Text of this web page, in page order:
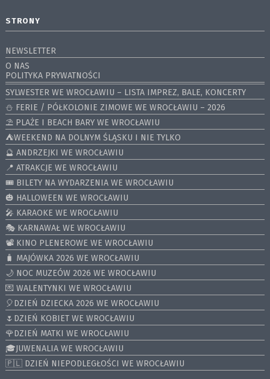
STRONY
NEWSLETTER
O NAS
POLITYKA PRYWATNOŚCI
SYLWESTER WE WROCŁAWIU – LISTA IMPREZ, BALE, KONCERTY
⛄️ FERIE / PÓŁKOLONIE ZIMOWE WE WROCŁAWIU – 2026
⛱️ PLAŻE I BEACH BARY WE WROCŁAWIU
⛺️WEEKEND NA DOLNYM ŚLĄSKU I NIE TYLKO
🔮 ANDRZEJKI WE WROCŁAWIU
📍 ATRAKCJE WE WROCŁAWIU
🎟️ BILETY NA WYDARZENIA WE WROCŁAWIU
🎃 HALLOWEEN WE WROCŁAWIU
🎤 KARAOKE WE WROCŁAWIU
🎭 KARNAWAŁ WE WROCŁAWIU
📽️ KINO PLENEROWE WE WROCŁAWIU
🧳 MAJÓWKA 2026 WE WROCŁAWIU
🌙 NOC MUZEÓW 2026 WE WROCŁAWIU
💌 WALENTYNKI WE WROCŁAWIU
🎈DZIEŃ DZIECKA 2026 WE WROCŁAWIU
🌷DZIEŃ KOBIET WE WROCŁAWIU
🌹DZIEŃ MATKI WE WROCŁAWIU
🎓JUWENALIA WE WROCŁAWIU
🇵🇱 DZIEŃ NIEPODLEGŁOŚCI WE WROCŁAWIU